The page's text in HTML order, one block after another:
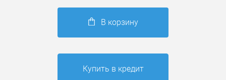
В корзину
Купить в кредит